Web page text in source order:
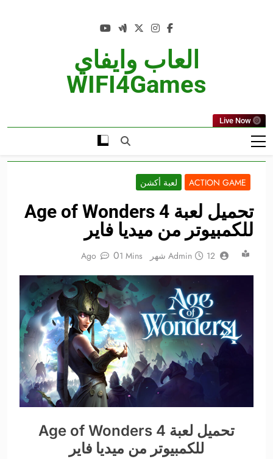
العاب وايفاي
WIFI4Games
Live Now
ACTION GAME لعبة أكشن
تحميل لعبة Age of Wonders 4
للكمبيوتر من ميديا فاير
Admin 12 شهر Ago 01 Mins
تحميل لعبة Age of Wonders 4
للكمبيوتر من ميديا فاير